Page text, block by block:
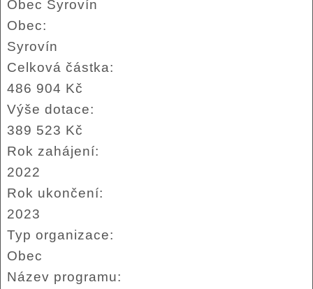
Obec Syrovín
Obec:
Syrovín
Celková částka:
486 904 Kč
Výše dotace:
389 523 Kč
Rok zahájení:
2022
Rok ukončení:
2023
Typ organizace:
Obec
Název programu: